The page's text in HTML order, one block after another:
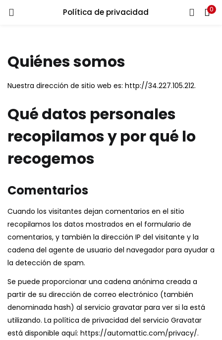
Política de privacidad 0
Quiénes somos
Nuestra dirección de sitio web es: http://34.227.105.212.
Qué datos personales
recopilamos y por qué lo
recogemos
Comentarios
Cuando los visitantes dejan comentarios en el sitio
recopilamos los datos mostrados en el formulario de
comentarios, y también la dirección IP del visitante y la
cadena del agente de usuario del navegador para ayudar a
la detección de spam.
Se puede proporcionar una cadena anónima creada a
partir de su dirección de correo electrónico (también
denominada hash) al servicio gravatar para ver si la está
utilizando. La política de privacidad del servicio Gravatar
está disponible aquí: https://automattic.com/privacy/.
LOGIN
Recuérdame
Login
Lost password?